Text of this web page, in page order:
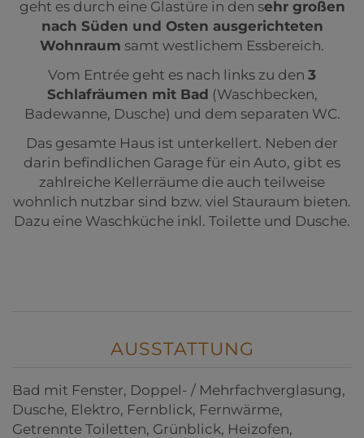
geht es durch eine Glastüre in den sehr großen
nach Süden und Osten ausgerichteten
Wohnraum samt westlichem Essbereich.
Vom Entrée geht es nach links zu den 3
Schlafräumen mit Bad (Waschbecken,
Badewanne, Dusche) und dem separaten WC.
Das gesamte Haus ist unterkellert. Neben der
darin befindlichen Garage für ein Auto, gibt es
zahlreiche Kellerräume die auch teilweise
wohnlich nutzbar sind bzw. viel Stauraum bieten.
Dazu eine Waschküche inkl. Toilette und Dusche.
AUSSTATTUNG
Bad mit Fenster Doppel- / Mehrfachverglasung
Dusche Elektro Fernblick Fernwärme
Getrennte Toiletten Grünblick Heizofen